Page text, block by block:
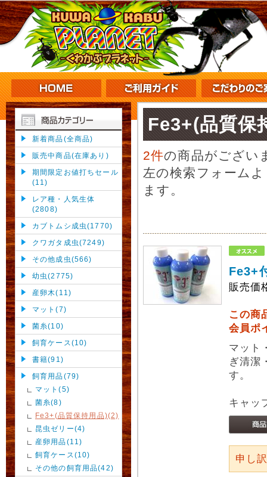
新着商品(全商品)
販売中商品(在庫あり)
期間限定お値打ちセール
(11)
レア種・人気生体
(2808)
カブトムシ成虫(1770)
クワガタ成虫(7249)
その他成虫(566)
幼虫(2775)
産卵木(11)
マット(7)
菌糸(10)
飼育ケース(10)
書籍(91)
飼育用品(79)
マット(5)
菌糸(8)
Fe3+(品質保持用品)(2)
昆虫ゼリー(4)
産卵用品(11)
飼育ケース(10)
その他の飼育用品(42)
Fe3+(品質保
2件の商品がござい
左の検索フォーム
ます。
Fe3+
販売価
この商
会員ポ
マット
ぎ清潔
す。
キャッ
申し